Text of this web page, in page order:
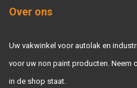
Over ons
Uw vakwinkel voor autolak en
voor uw non paint producten. Neem
in de shop staat.